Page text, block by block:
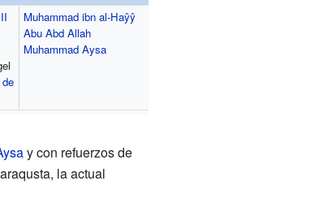
Muhammad ibn al-Haŷŷ
Abu Abd Allah
Muhammad Aysa
y con refuerzos de
la actual